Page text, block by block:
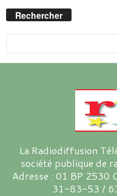
Rechercher
La Radiodiffusion
société publique de
Adresse : 01 BP 2530
31-83-53 /